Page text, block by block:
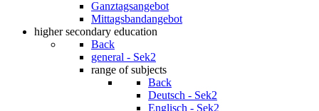
Ganztagsangebot
Mittagsbandangebot
higher secondary education
Back
general - Sek2
range of subjects
Back
Deutsch - Sek2
Englisch - Sek2